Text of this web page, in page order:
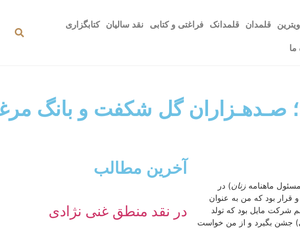
ویترین قلمدان قلمدانک فراغتی و کتابی نقد سالیان کتابگزاری
ما
شد؛ صـدهـزاران گل شکفت و بانگ
زنان) در
و قرار بود که من به عنوان
شرکت مایل بود که تولد
جشن بگیرد و از من خواست
آخرین مطالب
در نقد منطق غنی نژادی